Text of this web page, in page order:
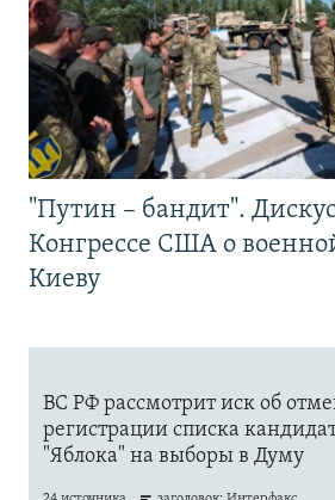
"Путин – бандит".
Конгрессе США о
Киеву